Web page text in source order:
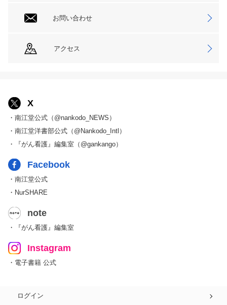
お問い合わせ
アクセス
X
・南江堂公式（@nankodo_NEWS）
・南江堂洋書部公式（@Nankodo_Intl）
・『がん看護』編集室（@gankango）
Facebook
・南江堂公式
・NurSHARE
note
・『がん看護』編集室
Instagram
・電子書籍 公式
ログイン